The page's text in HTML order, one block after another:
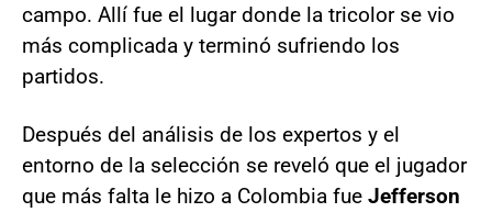
campo. Allí fue el lugar donde la tricolor se vio
más complicada y terminó sufriendo los
partidos.
Después del análisis de los expertos y el
entorno de la selección se reveló que el jugador
que más falta le hizo a Colombia fue Jefferson